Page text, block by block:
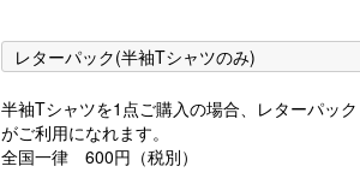
レターパック(半袖Tシャツのみ)
半袖Tシャツを1点ご購入の場合、レターパック
がご利用になれます。
全国一律 600円（税別）